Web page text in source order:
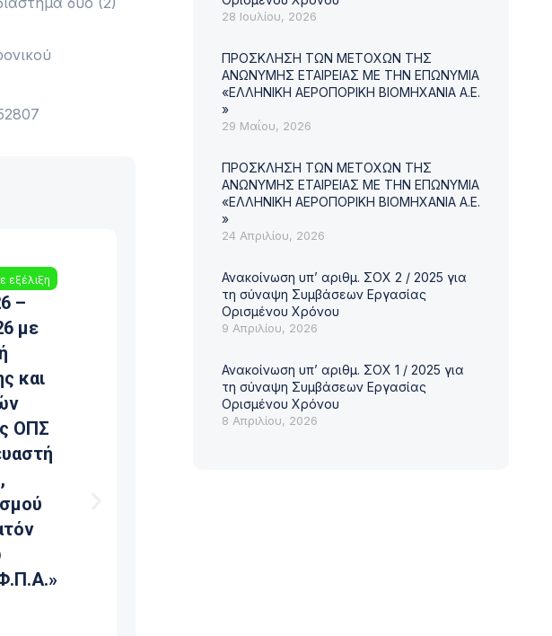
ΠΡΟΚΗΡΎΞΕΙΣ - ΔΙΑΓΩΝΙΣΜΟΊ σε εξέλιξη
ΑΝΑΝΕΩΣΗ – 31/07/2026 –
ΠΡΟΣΚΛΗΣΗ ΥΠΟΒΟΛΗΣ
ΕΓΚΑΤΑΣΤΑΣΗ ΣΥΣΤΗΜΑΤΩΝ
ΕΣΩΤΕΡΙΚΗΣ ΣΚΙΑΣΗΣ ΤΥΠΟΥ
ROMAN ΓΙΑ ΤΙΣ ΑΝΑΓΚΕΣ ΤΗΣ
ΕΑΒ Α.Ε.
ΑΝΑΚΟΙΝΏΣΕΙΣ
ΠΡΟΣΚΛΗΣΗ ΤΩΝ
ΑΕΡΟΠΟΡΙΚΗ
30 Ιουλίου, 2026
28 Ιουλίου, 2026
ΠΡΟΣΚΛΗΣΗ ΤΩΝ ΜΕΤΟΧΩΝ ΤΗΣ
ΑΝΩΝΥΜΗΣ ΕΤΑΙΡΕΙΑΣ ΜΕ ΤΗΝ ΕΠΩΝΥΜΙΑ
«ΕΛΛΗΝΙΚΗ ΑΕΡΟΠΟΡΙΚΗ ΒΙΟΜΗΧΑΝΙΑ Α.Ε.
»
29 Μαΐου, 2026
ΠΡΟΣΚΛΗΣΗ ΤΩΝ ΜΕΤΟΧΩΝ ΤΗΣ
ΑΝΩΝΥΜΗΣ ΕΤΑΙΡΕΙΑΣ ΜΕ ΤΗΝ ΕΠΩΝΥΜΙΑ
«ΕΛΛΗΝΙΚΗ ΑΕΡΟΠΟΡΙΚΗ ΒΙΟΜΗΧΑΝΙΑ Α.Ε.
»
24 Απριλίου, 2026
Ανακοίνωση υπ’ αριθμ. ΣΟΧ 2 / 2025 για
τη σύναψη Συμβάσεων Εργασίας
Ορισμένου Χρόνου
9 Απριλίου, 2026
Ανακοίνωση υπ’ αριθμ. ΣΟΧ 1 / 2025 για
τη σύναψη Συμβάσεων Εργασίας
Ορισμένου Χρόνου
8 Απριλίου, 2026